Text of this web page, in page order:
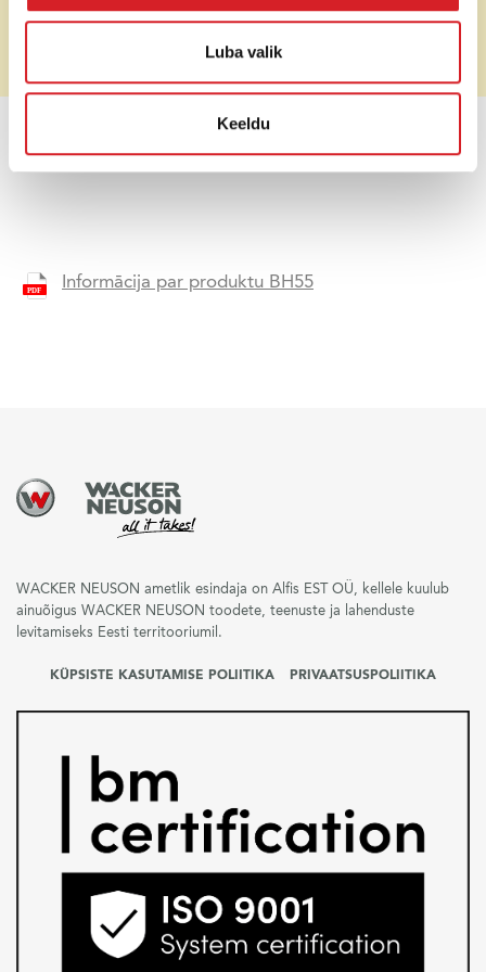
Luba valik
Keeldu
Parastā cena Pēc pieprasījuma
HINNAPÄRING
Informācija par produktu BH55
WACKER NEUSON ametlik esindaja on Alfis EST OÜ, kellele kuulub
ainuõigus WACKER NEUSON toodete, teenuste ja lahenduste
levitamiseks Eesti territooriumil.
KÜPSISTE KASUTAMISE POLIITIKA PRIVAATSUSPOLIITIKA